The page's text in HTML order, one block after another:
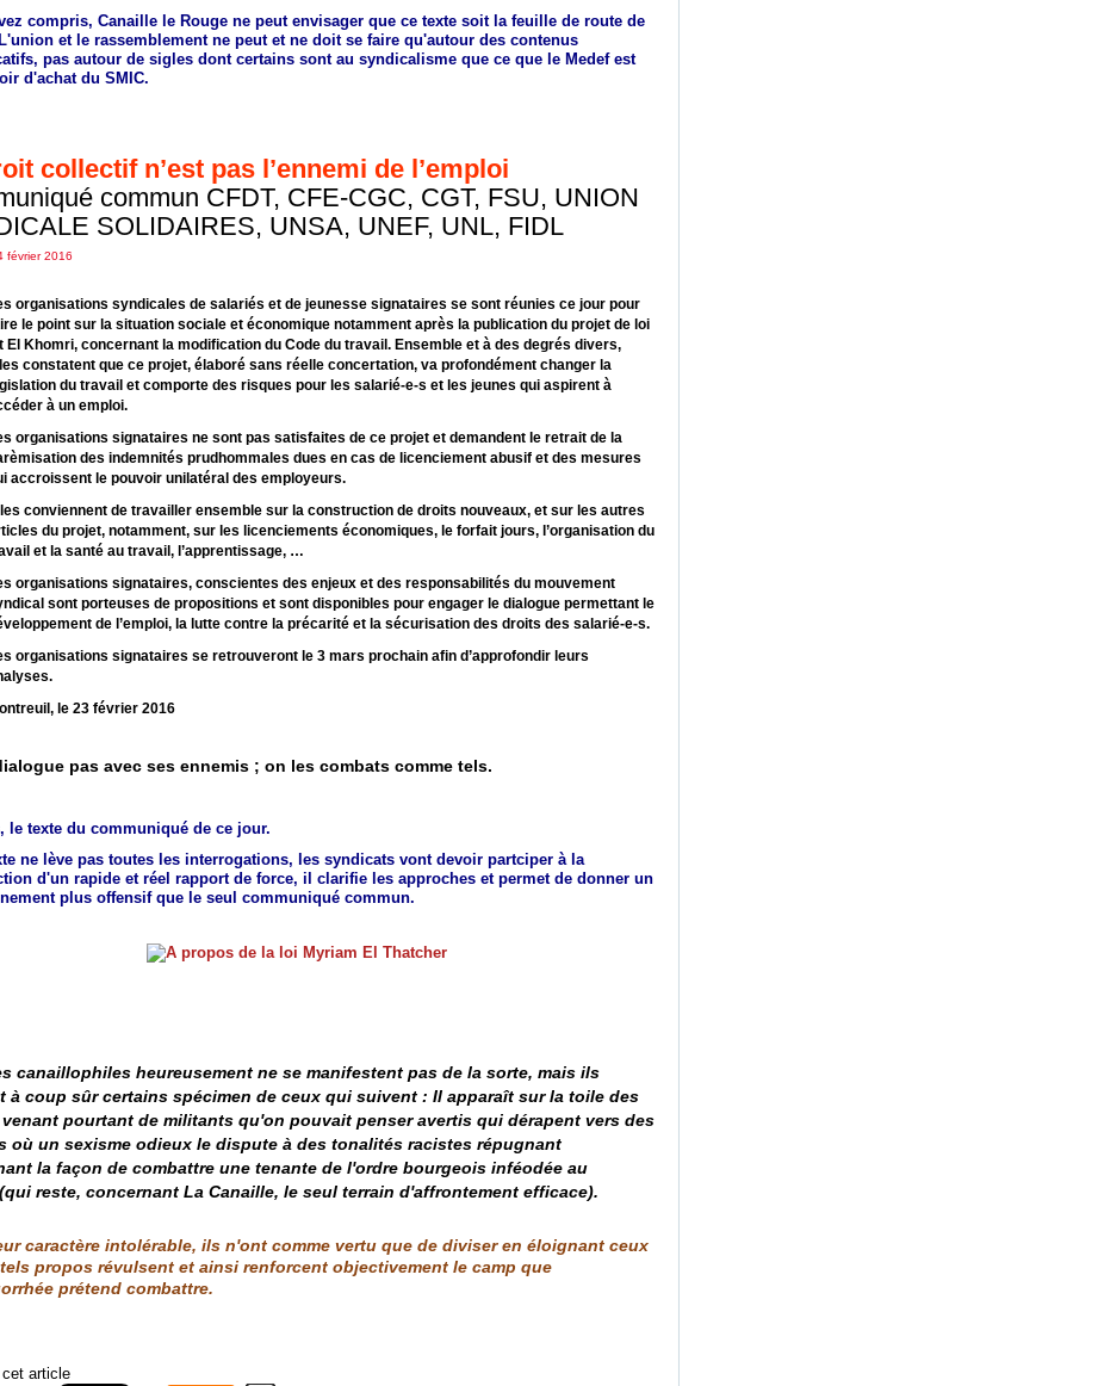
compris, Canaille le Rouge ne peut envisager que ce texte soit la feuille de route de
et le rassemblement ne peut et ne doit se faire qu'autour des contenus
pas autour de sigles dont certains sont au syndicalisme que ce que le Medef est
d'achat du SMIC.
collectif n’est pas l’ennemi de l’emploi
commun CFDT, CFE-CGC, CGT, FSU, UNION
SOLIDAIRES, UNSA, UNEF, UNL, FIDL
février 2016
organisations syndicales de salariés et de jeunesse signataires se sont réunies ce jour pour
le point sur la situation sociale et économique notamment après la publication du projet de loi
El Khomri, concernant la modification du Code du travail. Ensemble et à des degrés divers,
constatent que ce projet, élaboré sans réelle concertation, va profondément changer la
du travail et comporte des risques pour les salarié-e-s et les jeunes qui aspirent à
à un emploi.
organisations signataires ne sont pas satisfaites de ce projet et demandent le retrait de la
des indemnités prudhommales dues en cas de licenciement abusif et des mesures
accroissent le pouvoir unilatéral des employeurs.
conviennent de travailler ensemble sur la construction de droits nouveaux, et sur les autres
du projet, notamment, sur les licenciements économiques, le forfait jours, l’organisation du
et la santé au travail, l’apprentissage, …
organisations signataires, conscientes des enjeux et des responsabilités du mouvement
sont porteuses de propositions et sont disponibles pour engager le dialogue permettant le
de l’emploi, la lutte contre la précarité et la sécurisation des droits des salarié-e-s.
organisations signataires se retrouveront le 3 mars prochain afin d’approfondir leurs
le 23 février 2016
pas avec ses ennemis ; on les combats comme tels.
le texte du communiqué de ce jour.
ne lève pas toutes les interrogations, les syndicats vont devoir partciper à la
d'un rapide et réel rapport de force, il clarifie les approches et permet de donner un
plus offensif que le seul communiqué commun.
canaillophiles heureusement ne se manifestent pas de la sorte, mais ils
à coup sûr certains spécimen de ceux qui suivent : Il apparaît sur la toile des
pourtant de militants qu'on pouvait penser avertis qui dérapent vers des
où un sexisme odieux le dispute à des tonalités racistes répugnant
la façon de combattre une tenante de l'ordre bourgeois inféodée au
(qui reste, concernant La Canaille, le seul terrain d'affrontement efficace).
caractère intolérable, ils n'ont comme vertu que de diviser en éloignant ceux
propos révulsent et ainsi renforcent objectivement le camp que
prétend combattre.
cet article